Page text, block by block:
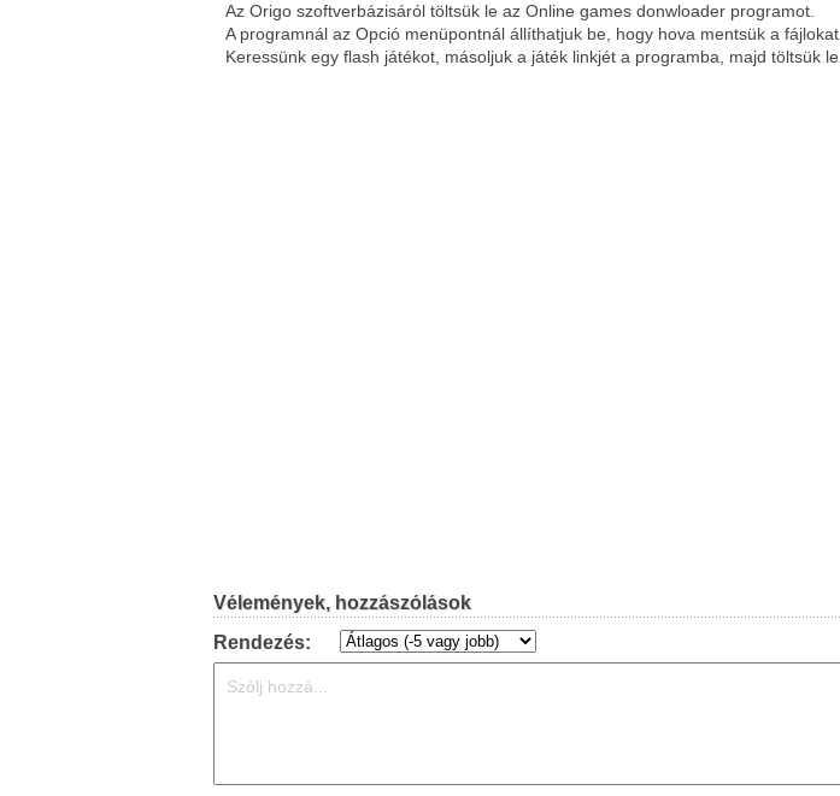
Az Origo szoftverbázisáról töltsük le az Online games donwloader programot.
A programnál az Opció menüpontnál állíthatjuk be, hogy hova mentsük a fájlokat.
Keressünk egy flash játékot, másoljuk a játék linkjét a programba, majd töltsük le.
Vélemények, hozzászólások
Rendezés: